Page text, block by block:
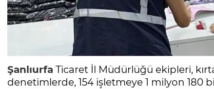
Şanlıurfa Ticaret İl Müdürlüğü ekipleri,
denetimlerde, 154 işletmeye 1 milyon 180